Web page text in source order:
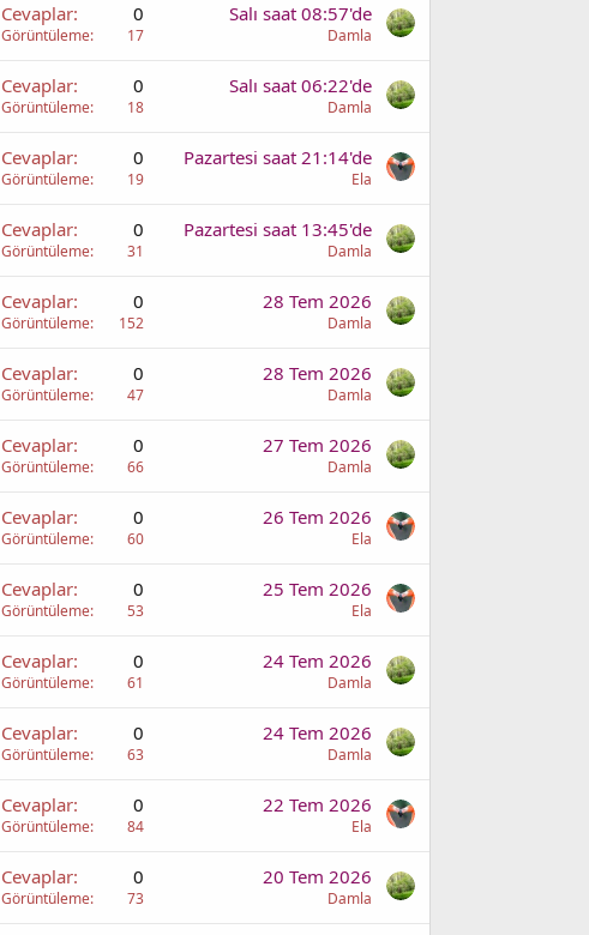
Cevaplar 0
Görüntüleme 17
Salı saat 08:57'de
Damla
Cevaplar 0
Görüntüleme 18
Salı saat 06:22'de
Damla
Cevaplar 0
Görüntüleme 19
Pazartesi saat 21:14'de
Ela
Cevaplar 0
Görüntüleme 31
Pazartesi saat 13:45'de
Damla
Cevaplar 0
Görüntüleme 152
28 Tem 2026
Damla
Cevaplar 0
Görüntüleme 47
28 Tem 2026
Damla
Cevaplar 0
Görüntüleme 66
27 Tem 2026
Damla
Cevaplar 0
Görüntüleme 60
26 Tem 2026
Ela
Cevaplar 0
Görüntüleme 53
25 Tem 2026
Ela
Cevaplar 0
Görüntüleme 61
24 Tem 2026
Damla
Cevaplar 0
Görüntüleme 63
24 Tem 2026
Damla
Cevaplar 0
Görüntüleme 84
22 Tem 2026
Ela
Cevaplar 0
Görüntüleme 73
20 Tem 2026
Damla